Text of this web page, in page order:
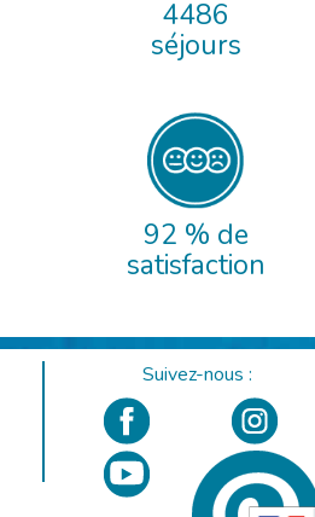
4486
séjours
92 % de
satisfaction
Suivez-nous :